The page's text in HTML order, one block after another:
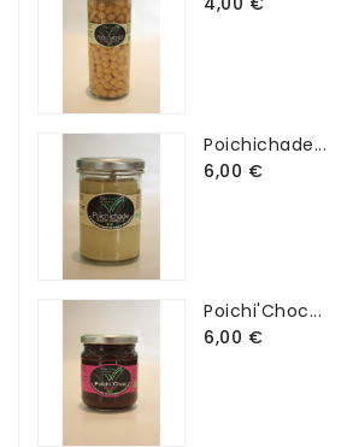
Poichichade...
6,00 €
Poichi'Choc...
6,00 €